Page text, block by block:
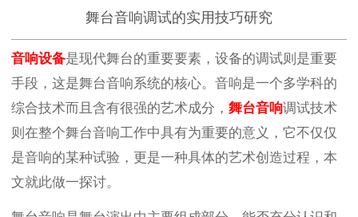
舞台音响调试的实用技巧研究
音响设备是现代舞台的重要要素，设备的调试则是重要
手段，这是舞台音响系统的核心。音响是一个多学科的
综合技术而且含有很强的艺术成分， 舞台音响调试技术
则在整个舞台音响工作中具有为重要的意义，它不仅仅
是音响的某种试验，更是一种具体的艺术创造过程，本
文就此做一探讨。